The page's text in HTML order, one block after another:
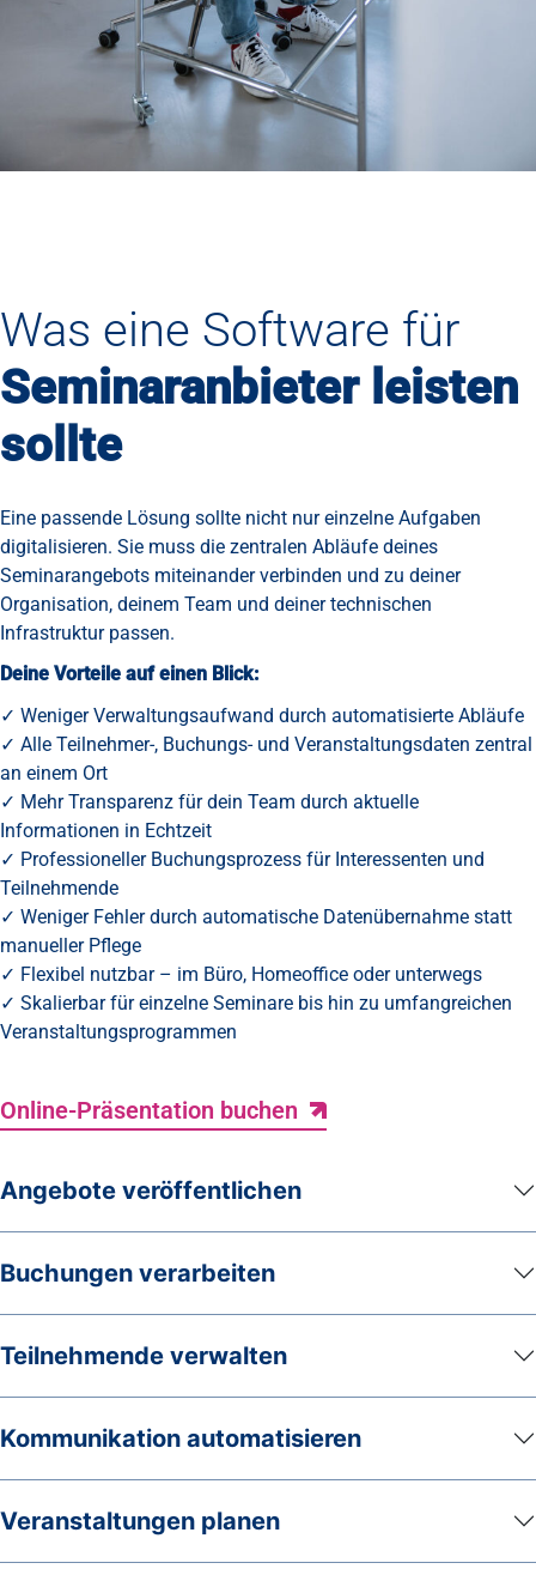
Was eine Software für
Seminaranbieter leisten
sollte
Eine passende Lösung sollte nicht nur einzelne Aufgaben
digitalisieren. Sie muss die zentralen Abläufe deines
Seminarangebots miteinander verbinden und zu deiner
Organisation, deinem Team und deiner technischen
Infrastruktur passen.
Deine Vorteile auf einen Blick:
✓ Weniger Verwaltungsaufwand durch automatisierte Abläufe
✓ Alle Teilnehmer-, Buchungs- und Veranstaltungsdaten zentral
an einem Ort
✓ Mehr Transparenz für dein Team durch aktuelle
Informationen in Echtzeit
✓ Professioneller Buchungsprozess für Interessenten und
Teilnehmende
✓ Weniger Fehler durch automatische Datenübernahme statt
manueller Pflege
✓ Flexibel nutzbar – im Büro, Homeoffice oder unterwegs
✓ Skalierbar für einzelne Seminare bis hin zu umfangreichen
Veranstaltungsprogrammen
Online-Präsentation buchen
Angebote veröffentlichen
Buchungen verarbeiten
Teilnehmende verwalten
Kommunikation automatisieren
Veranstaltungen planen